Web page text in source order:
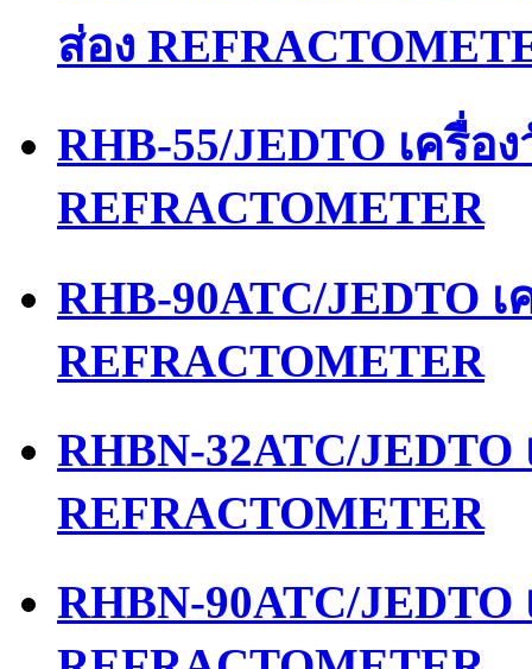
ส่อง
RHB-55/JEDTO เครื่อ
REFRACTOMETER
RHB-90ATC/JEDTO
REFRACTOMETER
RHBN-32ATC/
REFRACTOMETER
RHBN-90ATC/